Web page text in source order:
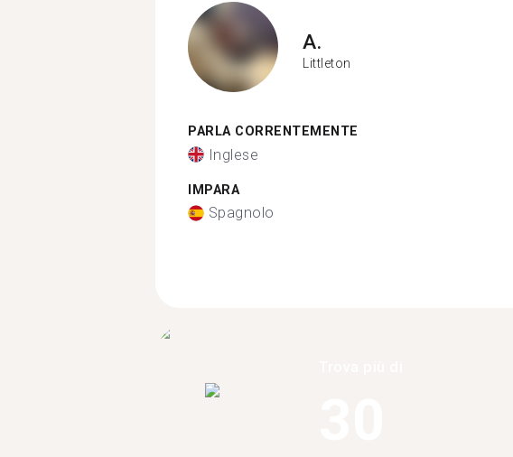
A.
Littleton
PARLA CORRENTEMENTE
Inglese
IMPARA
Spagnolo